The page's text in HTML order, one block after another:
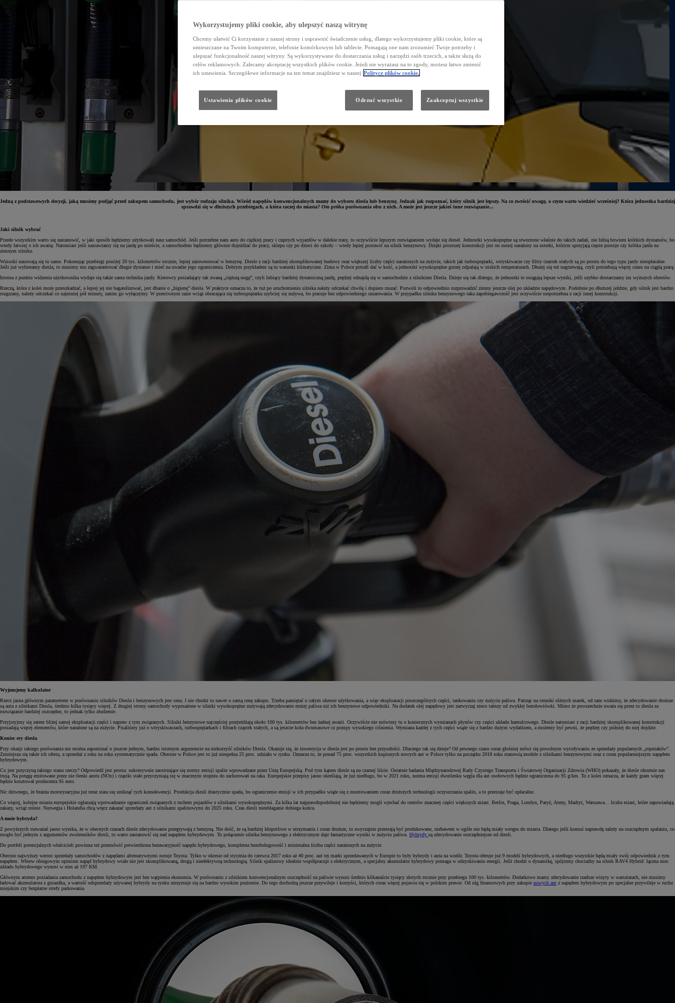
Jedną z podstawowych decyzji, jaką musimy podjąć przed zakupem samochodu, jest wybór rodzaju silnika. Wśród napędów konwencjonalnych mamy do wyboru diesla lub benzynę. Jednak jak rozpoznać, który silnik jest lepszy. Na co zwrócić uwagę, o czym warto wiedzieć wcześniej? Która jednostka bardziej
sprawdzi się w dłuższych przebiegach, a która raczej do miasta? Oto próba porównania obu z nich. A może jest jeszcze jakieś inne rozwiązanie...
Jaki silnik wybrać
Przede wszystkim warto się zastanowić, w jaki sposób będziemy użytkowali nasz samochód. Jeśli potrzebne nam auto do ciężkiej pracy i częstych wyjazdów w dalekie trasy, to oczywiście lepszym rozwiązaniem wydaje się diesel. Jednostki wysokoprężne są stworzone właśnie do takich zadań, nie lubią bowiem któtkich dystansów, bo
wtedy łatwiej o ich awarię. Natomiast jeśli nastawiamy się na jazdę po mieście, a samochodem będziemy głównie dojeżdżać do pracy, sklepu czy po dzieci do szkoły – wtedy lepiej postawić na silnik benzynowy. Dzięki prostszej konstrukcji jest on mniej narażony na usterki, którym sprzyjają częste postoje czy krótka jazda na
zimnym silniku.
Wnioski nasuwają się tu same. Pokonując przebiegi poniżej 20 tys. kilometrów rocznie, lepiej zainwestować w benzynę. Diesle z racji bardziej skomplikowanej budowy oraz większej liczby części narażonych na zużycie, takich jak turbosprężarki, wtryskiwacze czy filtry czastek stałych są po prostu do tego typu jazdy nieopłacalne.
Jeśli już wybieramy diesla, to musimy mu zagwarantować długie dystanse i mieć na uwadze jego ograniczenia. Dobrym przykładem są tu warunki klimatyczne. Zima w Polsce potrafi dać w kość, a jednostki wysokoprężne gorzej odpalają w niskich temperaturach. Dłużej się też nagrzewają, czyli potrzebują więcej czasu na ciągłą pracę.
Istotna z punktu widzenia użytkownika wydaje się także sama technika jazdy. Kierowcy posiadający tak zwaną „cięższą nogę”, czyli lubiący bardziej dynamiczną jazdę, prędzej odnajdą się w samochodzie z silnikiem Diesla. Dzieje się tak dlatego, że jednostki te osiągają lepsze wyniki, jeśli szybko dostarczamy im wyższych obrotów.
Rzeczą, która z kolei może przeszkadzać, a lepiej jej nie bagatelizować, jest dbanie o „higienę” diesla. W praktyce oznacza to, że tuż po uruchomieniu silnika należy odczekać chwilę i dopiero ruszać. Pozwoli to odpowiednio rozprowadzić zimny jeszcze olej po układzie napędowym. Podobnie po dłuższej jeździe, gdy silnik jest bardzo
rozgrzany, należy odczekać co najmniej pół minuty, zanim go wyłączymy. W przeciwnym razie wciąż obracająca się turbosprężarka szybciej się zużywa, bo pracuje bez odpowiedniego smarowania. W przypadku silnika benzynowego taka zapobiegawczość jest oczywiście niepotrzebna z racji innej konstrukcji.
Wyjmujemy kalkulator
Rzecz jasna głównym parametrem w porównaniu silników Diesla i benzynowych jest cena. I nie chodzi tu nawet o samą cenę zakupu. Trzeba pamiętać o całym okresie użytkowania, a więc eksploatacji poszczególnych części, tankowaniu czy zużyciu paliwa. Patrząc na cenniki różnych marek, od razu widzimy, że zdecydowanie droższe
są auta z silnikami Diesla, średnio kilka tysięcy więcej. Z drugiej strony samochody wyposażone w silniki wysokoprężne zużywają zdecydowanie mniej paliwa niż ich benzynowe odpowiedniki. Na dodatek olej napędowy jest zazwyczaj nieco tańszy od zwykłej bezołowiówki. Mimo że powszechnie uważa się przez to diesla za
rozwiązanie bardziej oszczędne, to jednak tylko złudzenie.
Przyjrzyjmy się zatem bliżej samej eksploatacji części i napraw z tym związanych. Silniki benzynowe najczęściej przejeżdżają około 100 tys. kilometrów bez żadnej awarii. Oczywiście nie mówimy tu o koniecznych wymianach płynów czy części układu hamulcowego. Diesle natomiast z racji bardziej skomplikowanej konstrukcji
posiadają więcej elementów, które narażone są na zużycie. Pisaliśmy już o wtryskiwaczach, turbosprężarkach i filtrach cząstek stałych, a są jeszcze koła dwumasowe cz pompy wysokiego ciśnienia. Wymiana każdej z tych części wiąże się z bardzo dużym wydatkiem, a możemy być pewni, że prędzej czy później do niej dojdzie.
Koniec ery diesla
Przy okazji takiego porównania nie można zapominać o jeszcze jednym, bardzo istotnym argumencie na niekorzyść silników Diesla. Okazuje się, że inwestycja w diesla jest po prostu bez przyszłości. Dlaczego tak się dzieje? Od pewnego czasu coraz głośniej mówi się powolnym wycofywaniu ze sprzedaży popularnych „ropniaków”.
Zmniejsza się także ich oferta, a sprzedaż z roku na roku systematycznie spada. Obecnie w Polsce jest to już niespełna 25 proc. udziału w rynku. Oznacza to, że ponad 75 proc. wszystkich kupionych nowych aut w Polsce tylko na początku 2018 roku stanowią modele z silnikami benzynowymi oraz z coraz popularniejszym napędem
hybrydowym.
Co jest przyczyną takiego stanu rzeczy? Odpowiedź jest prosta: sukcesywnie zaostrzające się normy emisji spalin wprowadzane przez Unię Europejską. Pod tym kątem diesle są na czarnej liście. Ostatnie badania Międzynarodowej Rady Czystego Transportu i Światowej Organizacji Zdrowia (WHO) pokazały, że diesle okrutnie nas
trują. Na potęgę emitowane przez nie tlenki azotu (NOx) i cząstki stałe przyczyniają się w znacznym stopniu do zachorowań na raka. Europejskie przepisy jasno określają, że już niedługo, bo w 2021 roku, norma emisji dwutlenku węgla dla aut osobowych będzie ograniczona do 95 g/km. To z kolei oznacza, że każdy gram więcej
będzie kosztował producenta 95 euro.
Nic dziwnego, że branża motoryzacyjna już teraz stara się uniknąć tych konsekwencji. Produkcja diesli drastycznie spada, bo ograniczenie emisji w ich przypadku wiąże się z montowaniem coraz droższych technologii oczyszczania spalin, a to przestaje być opłacalne.
Co więcej, kolejne miasta europejskie ogłaszają wprowadzanie ograniczeń związanych z ruchem pojazdów z silnikami wysokoprężnymi. Za kilka lat najprawdopodobniej nie będziemy mogli wjechać do centrów znacznej części większych miast. Berlin, Praga, Londyn, Paryż, Ateny, Madryt, Warszawa... liczba miast, które zapowiadają
zakazy, wciąż rośnie. Norwegia i Holandia chcą wręcz zakazać sprzedaży aut z silnikami spalinowymi do 2025 roku. Czas diesli nieubłaganie dobiega końca.
A może hybryda?
Z powyższych rozważań jasno wynika, że w obecnych czasach diesle zdecydowanie przegrywają z benzyną. Nie dość, że są bardziej kłopotliwe w utrzymaniu i coraz droższe, to zwyczajnie przestają być produkowane, niebawem w ogóle nie będą miały wstępu do miasta. Dlatego jeśli komuś naprawdę zależy na oszczędnym spalaniu, co
mogło być jednym z argumentów zwolenników diesli, to warto zastanowić się nad napędem hybrydowym. To połączenie silnika benzynowego z elektrycznym daje fantastyczne wyniki w zużyciu paliwa. Hybrydy są zdecydowanie oszczędniejsze od diesli.
Do portfeli potencjalnych właścicieli powinna też przemówić potwierdzona bezawaryjność napędu hybrydowego, kompletna bezobsługowość i minimalna liczba części narażonych na zużycie.
Obecnie najwyższy wzrost sprzedaży samochodów z napędami alternatywnymi notuje Toyota. Tylko w okresie od stycznia do czerwca 2017 roku aż 40 proc. aut tej marki sprzedawanych w Europie to były hybrydy i auta na wodór. Toyota oferuje już 9 modeli hybrydowych, a niedługo wszystkie będą miały swój odpowiednik z tym
napędem. Wbrew obiegowym opiniom napęd hybrydowy wcale nie jest skomplikowaną, drogą i nieefektywną technologią. Silnik spalinowy idealnie współpracuje z elektrycznym, a specjalny akumulator hybrydowy pomaga w odzyskiwaniu energii. Jeśli chodzi o dynamikę, spójrzmy chociażby na silnik RAV4 Hybrid: łączna moc
układu hybrydowego wynosi w nim aż 197 KM.
Głównym atutem posiadania samochodu z napędem hybrydowym jest bez wątpienia ekonomia. W porównaniu z silnikiem konwencjonalnym oszczędność na paliwie wynosi średnio kilkanaście tysięcy złotych rocznie przy przebiegu 100 tys. kilometrów. Dodatkowo mamy zdecydowanie rzadsze wizyty w warsztatach, nie musimy
ładować akumulatora z gniazdka, a wartość odsprzedaży używanej hybrydy na rynku utrzymuje się na bardzo wysokim poziomie. Do tego dochodzą jeszcze przywileje i korzyści, których coraz więcej pojawia się w polskim prawie. Od ulg finansowych przy zakupie nowych aut z napędem hybrydowym po specjalne przywileje w ruchu
miejskim czy bezpłatne strefy parkowania.
Wykorzystujemy pliki cookie, aby ulepszyć naszą witrynę
Chcemy ułatwić Ci korzystanie z naszej strony i usprawnić świadczenie usług, dlatego wykorzystujemy pliki cookie, które są
umieszczane na Twoim komputerze, telefonie komórkowym lub tablecie. Pomagają one nam zrozumieć Twoje potrzeby i
ulepszać funkcjonalność naszej witryny. Są wykorzystywane do dostarczania usług i narzędzi osób trzecich, a także służą do
celów reklamowych. Zalecamy akceptację wszystkich plików cookie. Jeżeli nie wyrażasz na to zgody, możesz łatwo zmienić
ich ustawienia. Szczegółowe informacje na ten temat znajdziesz w naszej Polityce plików cookie.
Odrzuć wszystkie Zaakceptuj wszystkie
Ustawienia plików cookie